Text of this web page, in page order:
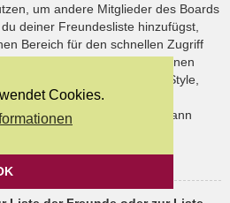
Cookies.
um andere Mitglieder des Boards
deiner Freundesliste hinzufügst,
Bereich für den schnellen Zugriff
Onlinestatus und kannst ihnen
senden. Abhängig von dem Style,
deiner Freunde auch
einen Benutzer ignorierst, dann